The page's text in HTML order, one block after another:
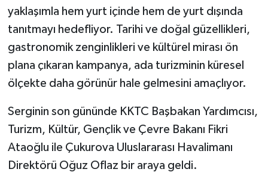
yaklaşımla hem yurt içinde hem de yurt dışında
tanıtmayı hedefliyor. Tarihi ve doğal güzellikleri,
gastronomik zenginlikleri ve kültürel mirası ön
plana çıkaran kampanya, ada turizminin küresel
ölçekte daha görünür hale gelmesini amaçlıyor.
Serginin son gününde KKTC Başbakan Yardımcısı,
Turizm, Kültür, Gençlik ve Çevre Bakanı Fikri
Ataoğlu ile Çukurova Uluslararası Havalimanı
Direktörü Oğuz Oflaz bir araya geldi.